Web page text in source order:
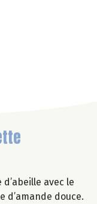
avec le
d’amande douce.